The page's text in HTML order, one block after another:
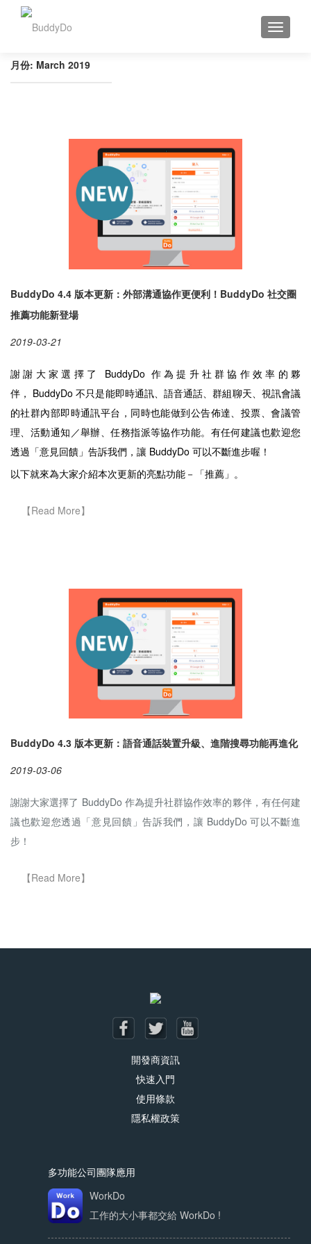
月份: March 2019
BuddyDo 4.4 版本更新：外部溝通協作更便利！BuddyDo 社交圈
推薦功能新登場
2019-03-21
謝謝大家選擇了 BuddyDo 作為提升社群協作效率的夥
伴， BuddyDo 不只是能即時通訊、語音通話、群組聊天、視訊會議
的社群內部即時通訊平台，同時也能做到公告佈達、投票、會議管
理、活動通知／舉辦、任務指派等協作功能。有任何建議也歡迎您
透過「意見回饋」告訴我們，讓 BuddyDo 可以不斷進步喔！
以下就來為大家介紹本次更新的亮點功能－「推薦」。
BuddyDo 4.3 版本更新：語音通話裝置升級、進階搜尋功能再進化
2019-03-06
謝謝大家選擇了 BuddyDo 作為提升社群協作效率的夥伴，有任何建
議也歡迎您透過「意見回饋」告訴我們，讓 BuddyDo 可以不斷進
步！
Posts navigation
開發商資訊
快速入門
使用條款
隱私權政策
多功能公司團隊應用
WorkDo
工作的大小事都交給 WorkDo !